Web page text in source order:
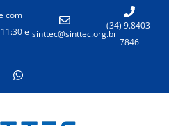
com
e sinttec@sinttec.org.br
(34) 9.8403-
7846